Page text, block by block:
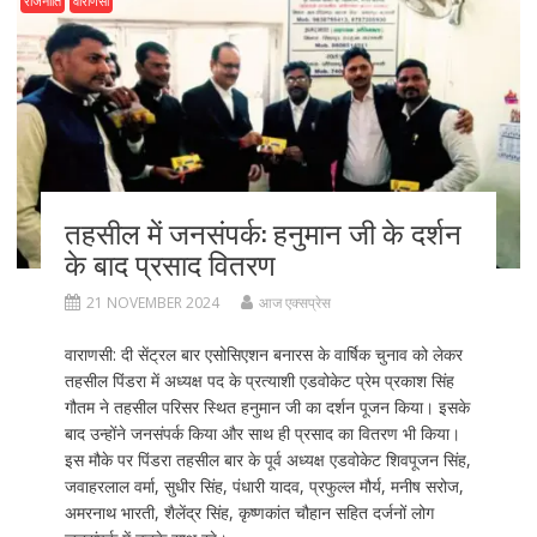
o
k
n
तहसील में जनसंपर्क: हनुमान जी के दर्शन
के बाद प्रसाद वितरण
21 NOVEMBER 2024 आज एक्सप्रेस
वाराणसी: दी सेंट्रल बार एसोसिएशन बनारस के वार्षिक चुनाव को लेकर
तहसील पिंडरा में अध्यक्ष पद के प्रत्याशी एडवोकेट प्रेम प्रकाश सिंह
गौतम ने तहसील परिसर स्थित हनुमान जी का दर्शन पूजन किया। इसके
बाद उन्होंने जनसंपर्क किया और साथ ही प्रसाद का वितरण भी किया।
इस मौके पर पिंडरा तहसील बार के पूर्व अध्यक्ष एडवोकेट शिवपूजन सिंह,
जवाहरलाल वर्मा, सुधीर सिंह, पंधारी यादव, प्रफुल्ल मौर्य, मनीष सरोज,
अमरनाथ भारती, शैलेंद्र सिंह, कृष्णकांत चौहान सहित दर्जनों लोग